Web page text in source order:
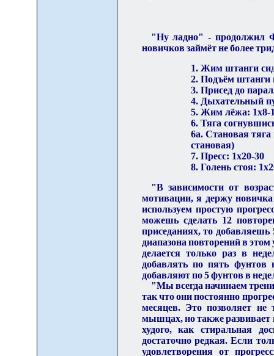
"Ну ладно" - продолжил
новичков займёт не более
1. Жим штанги
2. Подъём штанги
3. Присед до
4. Дыхательный
5. Жим лёжа: 1х8-
6. Тяга
6а. Становая
становая)
7. Пресс: 1х20-30
8. Голень стоя:
"В зависимости от
мотивации, я держу
используем простую
можешь сделать 12
приседаниях, то
диапазона повторений в
делается только раз в
добавлять по пять фунтов
добавляют по 5 фунтов в
"Мы всегда начинаем
так что они постоянно
месяцев. Это позволяет
мышцах, но также развивает
худого, как стиральная
достаточно редкая. Если
удовлетворения от